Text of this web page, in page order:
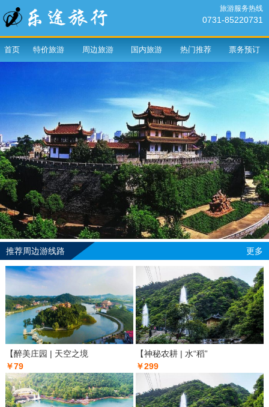
旅游服务热线
0731-85220731
首页 特价旅游 周边旅游 国内旅游 热门推荐 票务预订
推荐周边游线路 更多
【醉美庄园 | 天空之境
￥79
【神秘农耕 | 水“稻”
￥299